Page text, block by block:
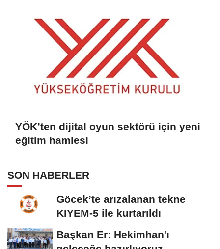
YÖK’ten dijital oyun sektörü için yeni
eğitim hamlesi
SON HABERLER
Göcek’te arızalanan tekne
KIYEM-5 ile kurtarıldı
Başkan Er: Hekimhan'ı